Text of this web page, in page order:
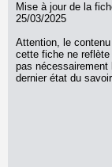
Mise à jour de la
25/03/2025
Attention, le
cette fiche ne reflète
pas nécessairement
dernier état du